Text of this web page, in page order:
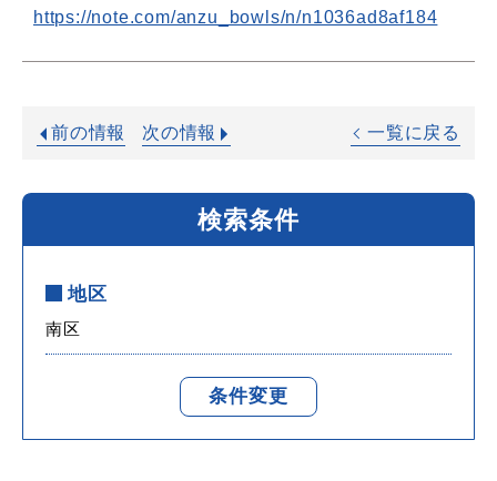
https://note.com/anzu_bowls/n/n1036ad8af184
前の情報 次の情報 一覧に戻る
検索条件
地区
南区
条件変更